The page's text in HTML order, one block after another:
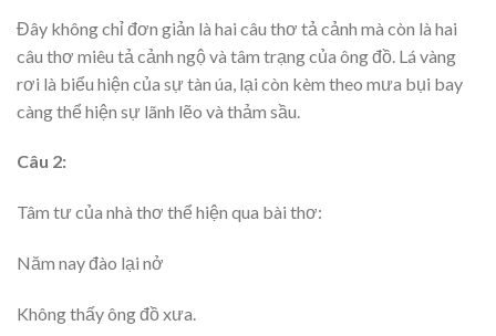
Đây không chỉ đơn giản là hai câu thơ tả cảnh mà còn là hai
câu thơ miêu tả cảnh ngộ và tâm trạng của ông đồ. Lá vàng
rơi là biểu hiện của sự tàn úa, lại còn kèm theo mưa bụi bay
càng thể hiện sự lãnh lẽo và thảm sầu.
Câu 2:
Tâm tư của nhà thơ thể hiện qua bài thơ:
Năm nay đào lại nở
Không thấy ông đồ xưa.